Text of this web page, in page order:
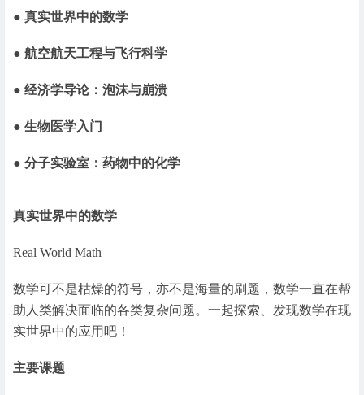
● 真实世界中的数学
● 航空航天工程与飞行科学
● 经济学导论：泡沫与崩溃
● 生物医学入门
● 分子实验室：药物中的化学
真实世界中的数学
Real World Math
数学可不是枯燥的符号，亦不是海量的刷题，数学一直在帮
助人类解决面临的各类复杂问题。一起探索、发现数学在现
实世界中的应用吧！
主要课题